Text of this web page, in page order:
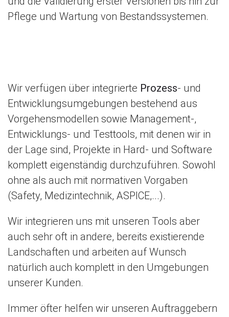
Pflege und Wartung von Bestandssystemen.
Wir verfügen über integrierte Prozess- und
Entwicklungsumgebungen bestehend aus
Vorgehensmodellen sowie Management-,
Entwicklungs- und Testtools, mit denen wir in
der Lage sind, Projekte in Hard- und Software
komplett eigenständig durchzuführen. Sowohl
ohne als auch mit normativen Vorgaben
(Safety, Medizintechnik, ASPICE,...).
Wir integrieren uns mit unseren Tools aber
auch sehr oft in andere, bereits existierende
Landschaften und arbeiten auf Wunsch
natürlich auch komplett in den Umgebungen
unserer Kunden.
Immer öfter helfen wir unseren Auftraggebern